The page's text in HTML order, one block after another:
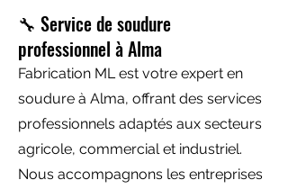
🔧 Service de soudure
professionnel à Alma
Fabrication ML est votre expert en
soudure à Alma, offrant des services
professionnels adaptés aux secteurs
agricole, commercial et industriel.
Nous accompagnons les entreprises